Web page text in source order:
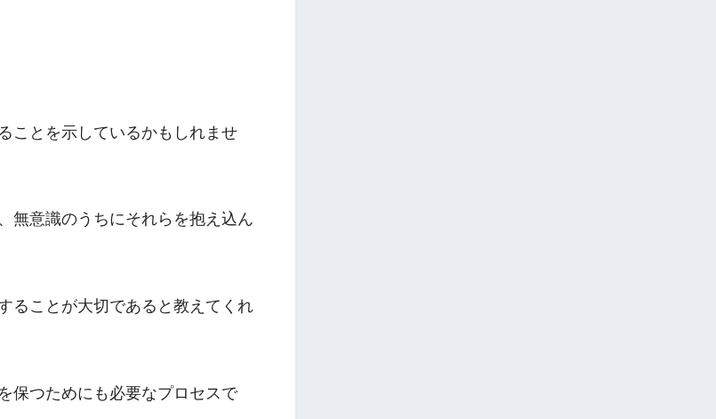
ことを示しているかもしれませ
無意識のうちにそれらを抱え込ん
ることが大切であると教えてくれ
保つためにも必要なプロセスで